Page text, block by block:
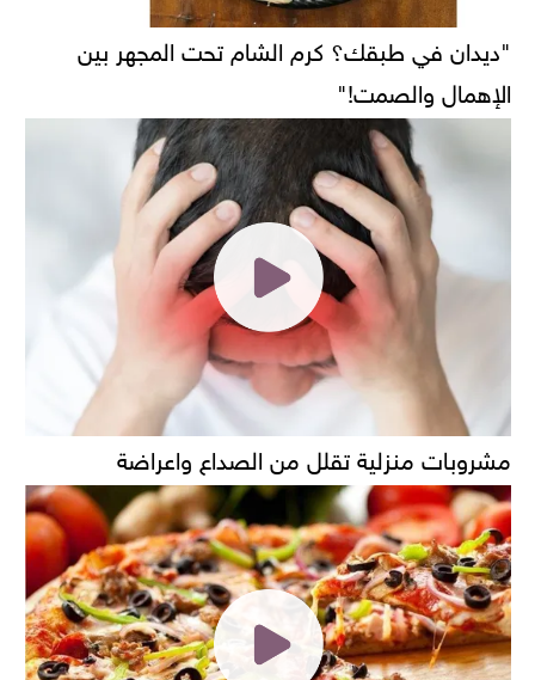
"ديدان في طبقك؟ كرم الشام تحت المجهر بين
الإهمال والصمت!"
مشروبات منزلية تقلل من الصداع واعراضة